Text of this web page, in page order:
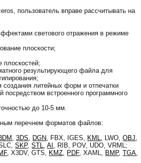
пользователь вправе рассчитывать на
светового отражения в режиме
плоскости;
плоскостей;
результирующего файла для
создания литейных форм и отпечатки
посредством встроенного программного
до 10-5 мм.
перечнем форматов файлов:
,3DS, DGN, FBX, IGES, KML, LWO,OBJ,
SKP,STL,AI , RIB, POV, UDO, VRML;
, X3DV, GTS, KMZ, PDF, XAML, BMP,TGA,